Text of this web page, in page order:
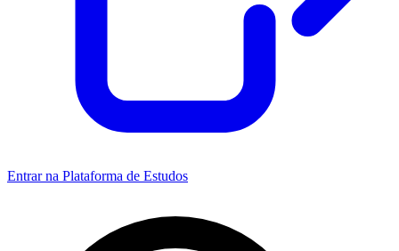
Entrar na Plataforma de Estudos